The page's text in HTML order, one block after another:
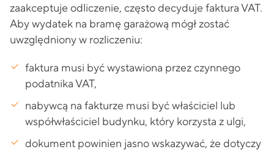
zaakceptuje odliczenie, często decyduje faktura VAT.
Aby wydatek na bramę garażową mógł zostać
uwzględniony w rozliczeniu:
faktura musi być wystawiona przez czynnego
podatnika VAT,
nabywcą na fakturze musi być właściciel lub
współwłaściciel budynku, który korzysta z ulgi,
dokument powinien jasno wskazywać, że dotyczy